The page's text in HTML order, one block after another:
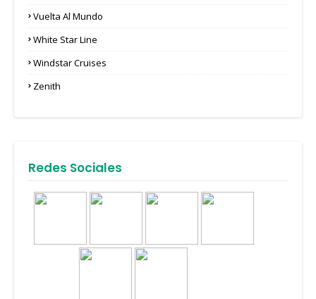
Vuelta Al Mundo
White Star Line
Windstar Cruises
Zenith
Redes Sociales